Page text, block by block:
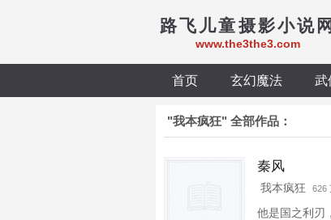
路飞儿童摄影小说网
www.the3the3.com
首页 玄幻魔法 武
"我本疯狂" 全部作品：
秦风
我本疯狂 626
他是国之利刃